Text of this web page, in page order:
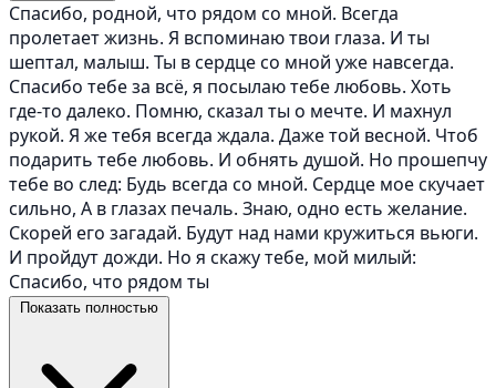
Спасибо, родной, что рядом со мной. Всегда
пролетает жизнь. Я вспоминаю твои глаза. И ты
шептал, малыш. Ты в сердце со мной уже навсегда.
Спасибо тебе за всё, я посылаю тебе любовь. Хоть
где-то далеко. Помню, сказал ты о мечте. И махнул
рукой. Я же тебя всегда ждала. Даже той весной. Чтоб
подарить тебе любовь. И обнять душой. Но прошепчу
тебе во след: Будь всегда со мной. Сердце мое скучает
сильно, А в глазах печаль. Знаю, одно есть желание.
Скорей его загадай. Будут над нами кружиться вьюги.
И пройдут дожди. Но я скажу тебе, мой милый:
Спасибо, что рядом ты
Показать полностью